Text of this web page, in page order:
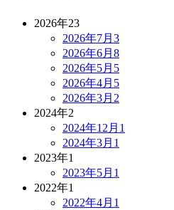
2026年23
2026年7月 3
2026年6月 8
2026年5月 5
2026年4月 5
2026年3月 2
2024年2
2024年12月 1
2024年3月 1
2023年1
2023年5月 1
2022年1
2022年4月 1